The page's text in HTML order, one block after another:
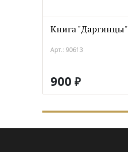
Книга "Даргинцы"
Арт.: 90613
900 ₽